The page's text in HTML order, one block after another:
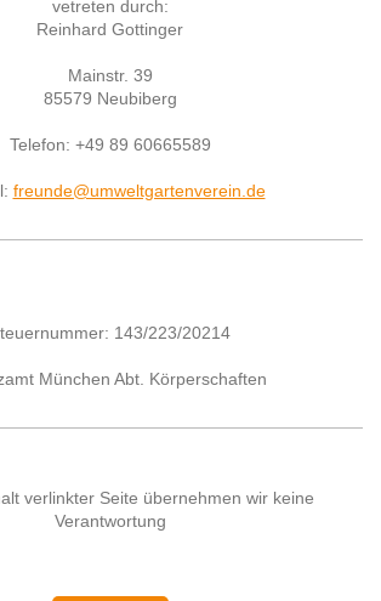
vetreten durch:
Reinhard Gottinger
Mainstr. 39
85579 Neubiberg
Telefon: +49 89 60665589
freunde@umweltgartenverein.de
143/223/20214
München Abt. Körperschaften
verlinkter Seite übernehmen wir keine
Verantwortung